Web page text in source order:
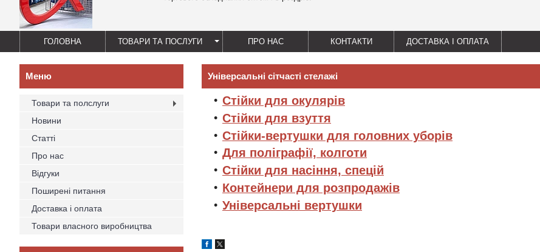
ГОЛОВНА ТОВАРИ ТА ПОСЛУГИ ПРО НАС КОНТАКТИ ДОСТАВКА І ОПЛАТА
Універсальні сітчасті стелажі
Стійки для окулярів
Стійки для взуття
Стійки-вертушки для головних уборів
Для поліграфії, колготи
Стійки для насіння, спецій
Контейнери для розпродажів
Універсальні вертушки
Товари та полслуги
Новини
Статті
Про нас
Відгуки
Поширені питання
Доставка і оплата
Товари власного виробництва